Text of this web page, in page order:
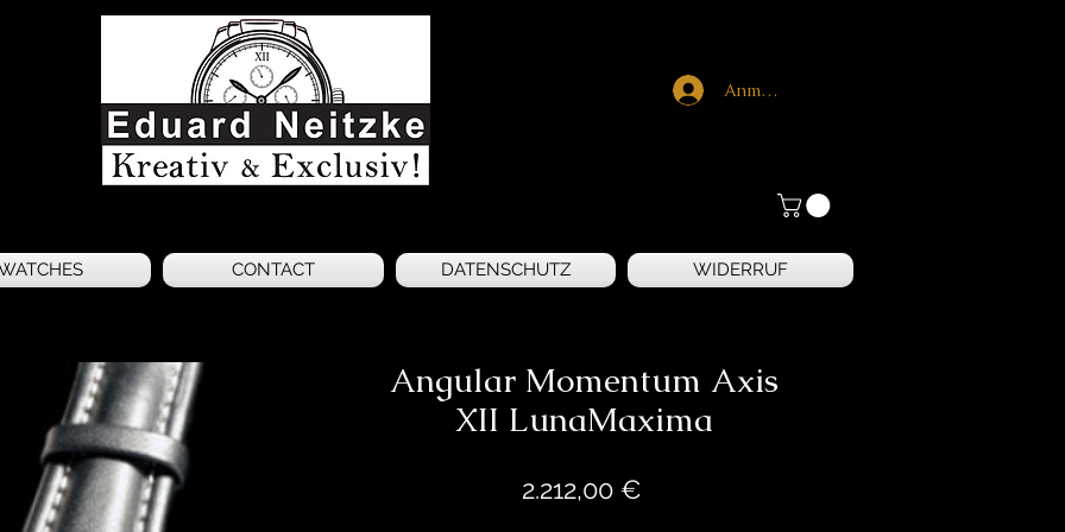
Anmelden
CONTACT DATENSCHUTZ WIDERRUF
Angular Momentum Axis
XII LunaMaxima
2.212,00 €Preis